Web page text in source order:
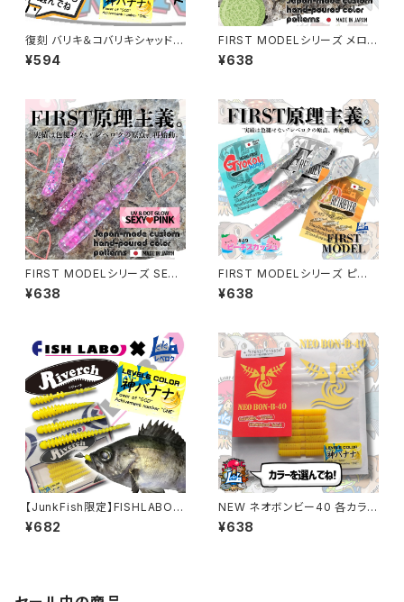
復刻 バリキ＆コバリキシャッド
神バナナカラー【ジャックナカム
ラ】
¥594
FIRST MODELシリーズ メロン
¥638
FIRST MODELシリーズ SEXY
¥638
FIRST MODELシリーズ ピー
チスカッシュカラー 各種【レベロ
ク】
¥638
【JunkFish限定】FISHLABO×
レベロクコラボ「神バナナ」
¥682
NEW ネオボンビー40 各カラー
【レベロク】
¥638